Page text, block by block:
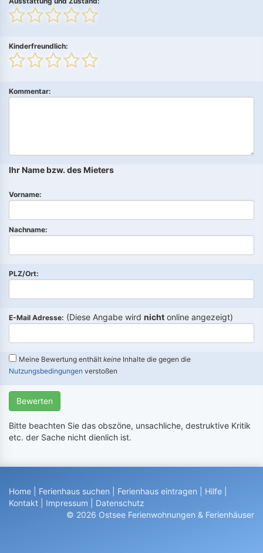
Kinderfreundlich:
Kommentar:
Ihr Name bzw. des Mieters
Vorname:
Nachname:
PLZ/Ort:
E-Mail Adresse: (Diese Angabe wird nicht online angezeigt)
Meine Bewertung enthält keine Inhalte die gegen die
Nutzungsbedingungen verstoßen
Bewerten
Bitte beachten Sie das obszöne, unsachliche, destruktive Kritik
etc. der Sache nicht dienlich ist.
Home Ferienhaus suchen Ferienhaus eintragen Hilfe
Kontakt
Impressum
Datenschutz
© 2026 Ostsee Ferienwohnungen & Ferienhäuser